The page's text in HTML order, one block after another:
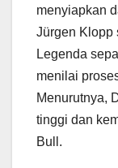
menyiapkan
Jürgen Klopp
Legenda
menilai
Menurutnya,
tinggi dan
Bull.